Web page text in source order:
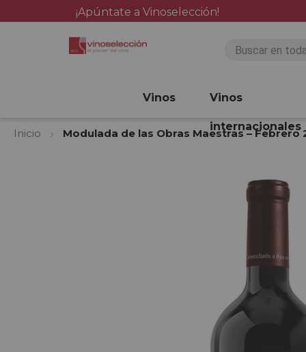
¡Apúntate a Vinoselección!
Vinos Vinos
internacionales
Inicio
Modulada de las Obras Maestras – Febrero